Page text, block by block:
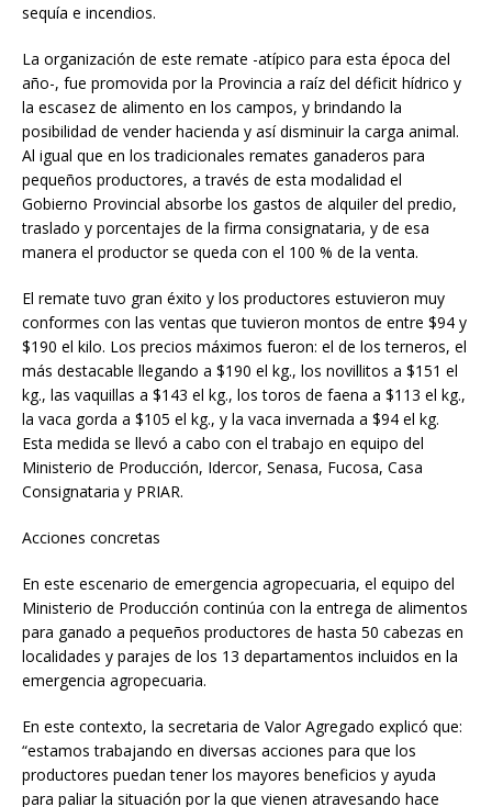
sequía e incendios.
La organización de este remate -atípico para esta época del
año-, fue promovida por la Provincia a raíz del déficit hídrico y
la escasez de alimento en los campos, y brindando la
posibilidad de vender hacienda y así disminuir la carga animal.
Al igual que en los tradicionales remates ganaderos para
pequeños productores, a través de esta modalidad el
Gobierno Provincial absorbe los gastos de alquiler del predio,
traslado y porcentajes de la firma consignataria, y de esa
manera el productor se queda con el 100 % de la venta.
El remate tuvo gran éxito y los productores estuvieron muy
conformes con las ventas que tuvieron montos de entre $94 y
$190 el kilo. Los precios máximos fueron: el de los terneros, el
más destacable llegando a $190 el kg., los novillitos a $151 el
kg., las vaquillas a $143 el kg., los toros de faena a $113 el kg.,
la vaca gorda a $105 el kg., y la vaca invernada a $94 el kg.
Esta medida se llevó a cabo con el trabajo en equipo del
Ministerio de Producción, Idercor, Senasa, Fucosa, Casa
Consignataria y PRIAR.
Acciones concretas
En este escenario de emergencia agropecuaria, el equipo del
Ministerio de Producción continúa con la entrega de alimentos
para ganado a pequeños productores de hasta 50 cabezas en
localidades y parajes de los 13 departamentos incluidos en la
emergencia agropecuaria.
En este contexto, la secretaria de Valor Agregado explicó que:
“estamos trabajando en diversas acciones para que los
productores puedan tener los mayores beneficios y ayuda
para paliar la situación por la que vienen atravesando hace